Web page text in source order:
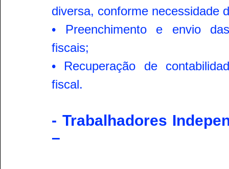
diversa, conforme necessidade
• Preenchimento e envio
fiscais;
• Recuperação de
fiscal.
- Trabalhadores
–